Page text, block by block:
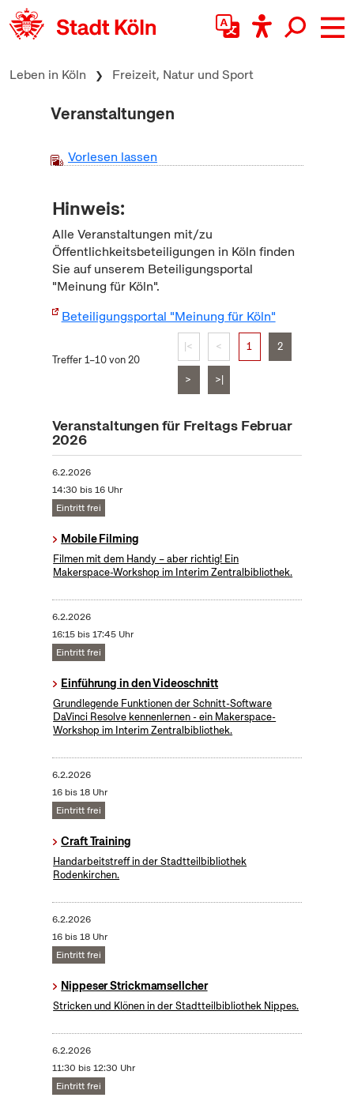
zum Inhalt springen
Leben in Köln Freizeit, Natur und Sport
Veranstaltungen
Vorlesen lassen
Hinweis:
Alle Veranstaltungen mit/zu
Öffentlichkeitsbeteiligungen in Köln finden
Sie auf unserem Beteiligungsportal
"Meinung für Köln".
Beteiligungsportal "Meinung für Köln"
Treffer 1–10 von 20
|< < 1 2
> >|
Veranstaltungen für Freitags Februar
2026
6.2.2026
14:30 bis 16 Uhr
Eintritt frei
Mobile Filming
Filmen mit dem Handy – aber richtig! Ein
Makerspace-Workshop im Interim Zentralbibliothek.
6.2.2026
16:15 bis 17:45 Uhr
Eintritt frei
Einführung in den Videoschnitt
Grundlegende Funktionen der Schnitt-Software
DaVinci Resolve kennenlernen - ein Makerspace-
Workshop im Interim Zentralbibliothek.
6.2.2026
16 bis 18 Uhr
Eintritt frei
Craft Training
Handarbeitstreff in der Stadtteilbibliothek
Rodenkirchen.
6.2.2026
16 bis 18 Uhr
Eintritt frei
Nippeser Strickmamsellcher
Stricken und Klönen in der Stadtteilbibliothek Nippes.
6.2.2026
11:30 bis 12:30 Uhr
Eintritt frei